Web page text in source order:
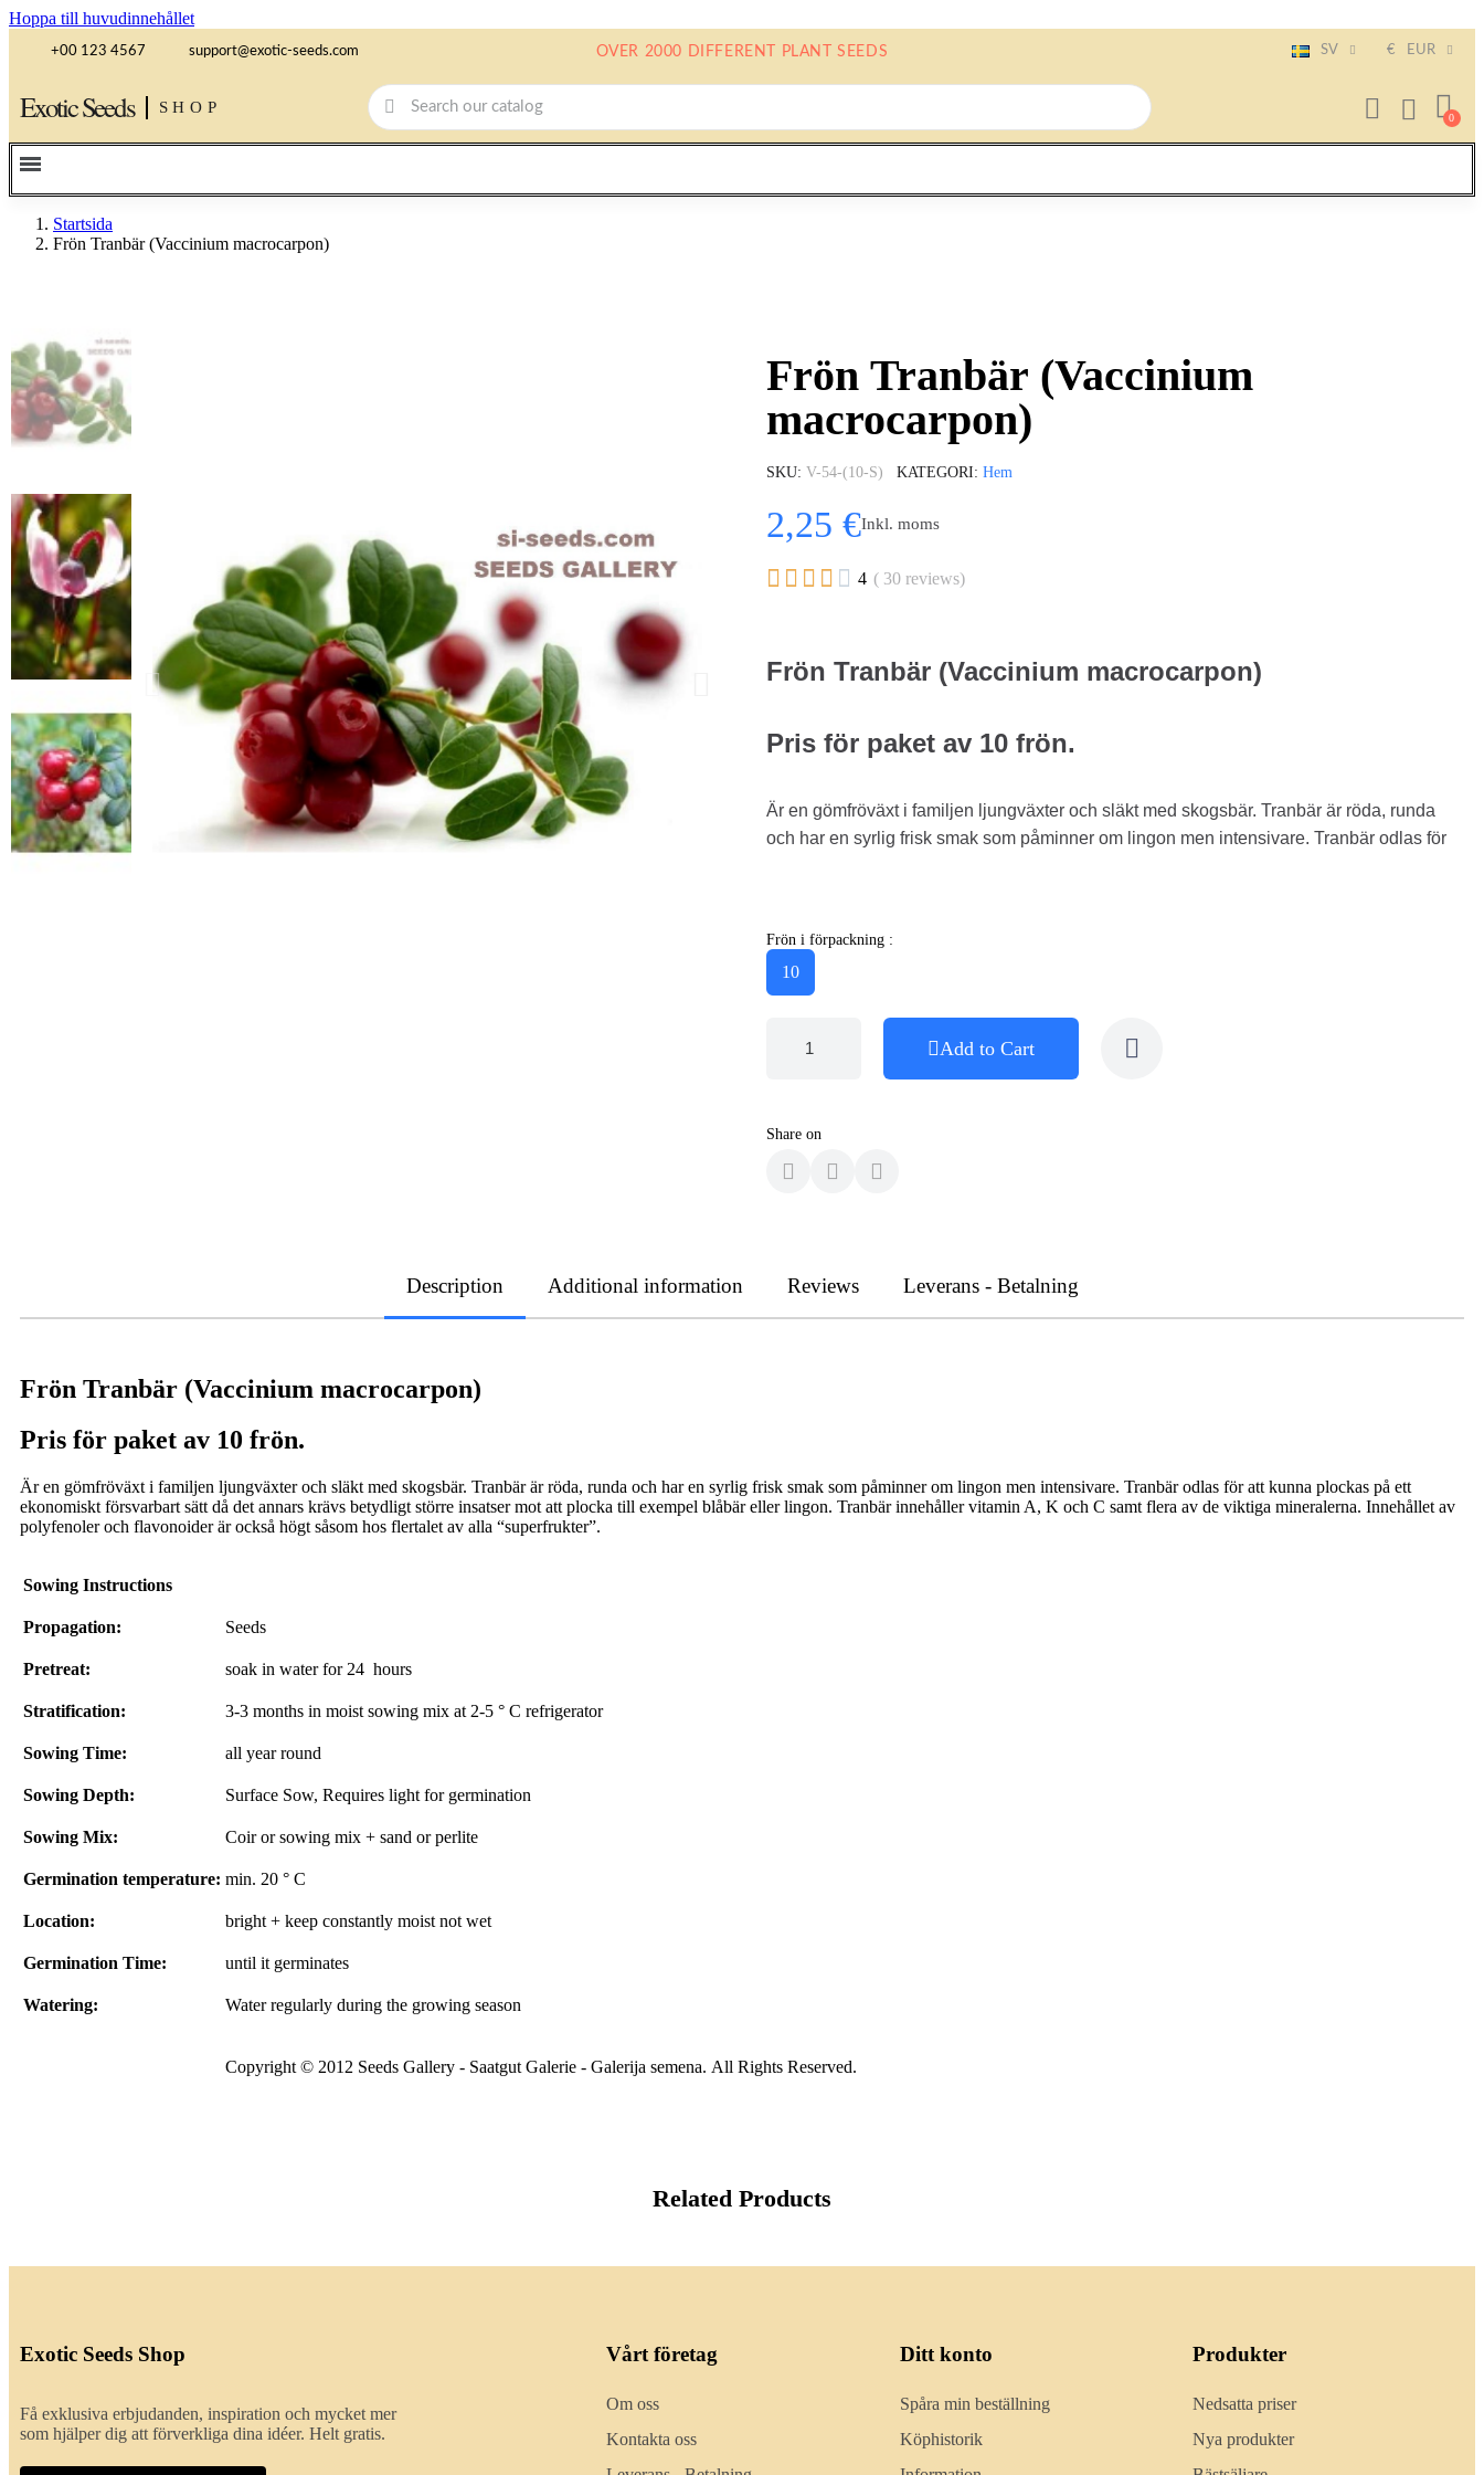
Hoppa till huvudinnehållet
+00 123 4567 support@exotic-seeds.com OVER 2000 DIFFERENT PLANT SEEDS SV € EUR
Exotic Seeds SHOP
Startsida
Frön Tranbär (Vaccinium macrocarpon)
Frön Tranbär (Vaccinium
macrocarpon)
SKU V-54-(10-S) KATEGORI Hem
2,25 €Inkl. moms
     4 ( 30 reviews)
Frön Tranbär (Vaccinium macrocarpon)
Pris för paket av 10 frön.
Är en gömfröväxt i familjen ljungväxter och släkt med skogsbär. Tranbär är röda, runda
och har en syrlig frisk smak som påminner om lingon men intensivare. Tranbär odlas för
Frön i förpackning :
10
Add to Cart
Share on
Description Additional information Reviews Leverans - Betalning
Frön Tranbär (Vaccinium macrocarpon)
Pris för paket av 10 frön.
Är en gömfröväxt i familjen ljungväxter och släkt med skogsbär. Tranbär är röda, runda och har en syrlig frisk smak som påminner om lingon men intensivare. Tranbär odlas för att kunna plockas på ett
ekonomiskt försvarbart sätt då det annars krävs betydligt större insatser mot att plocka till exempel blåbär eller lingon. Tranbär innehåller vitamin A, K och C samt flera av de viktiga mineralerna. Innehållet av
polyfenoler och flavonoider är också högt såsom hos flertalet av alla “superfrukter”.
Sowing Instructions
Propagation: Seeds
Pretreat: soak in water for 24 hours
Stratification: 3-3 months in moist sowing mix at 2-5 ° C refrigerator
Sowing Time: all year round
Sowing Depth: Surface Sow, Requires light for germination
Sowing Mix: Coir or sowing mix + sand or perlite
Germination temperature: min. 20 ° C
Location: bright + keep constantly moist not wet
Germination Time: until it germinates
Watering: Water regularly during the growing season
Copyright © 2012 Seeds Gallery - Saatgut Galerie - Galerija semena. All Rights Reserved.
Related Products
Exotic Seeds Shop
Få exklusiva erbjudanden, inspiration och mycket mer
som hjälper dig att förverkliga dina idéer. Helt gratis.
Vårt företag
Om oss
Kontakta oss
Ditt konto
Spåra min beställning
Köphistorik
Produkter
Nedsatta priser
Nya produkter